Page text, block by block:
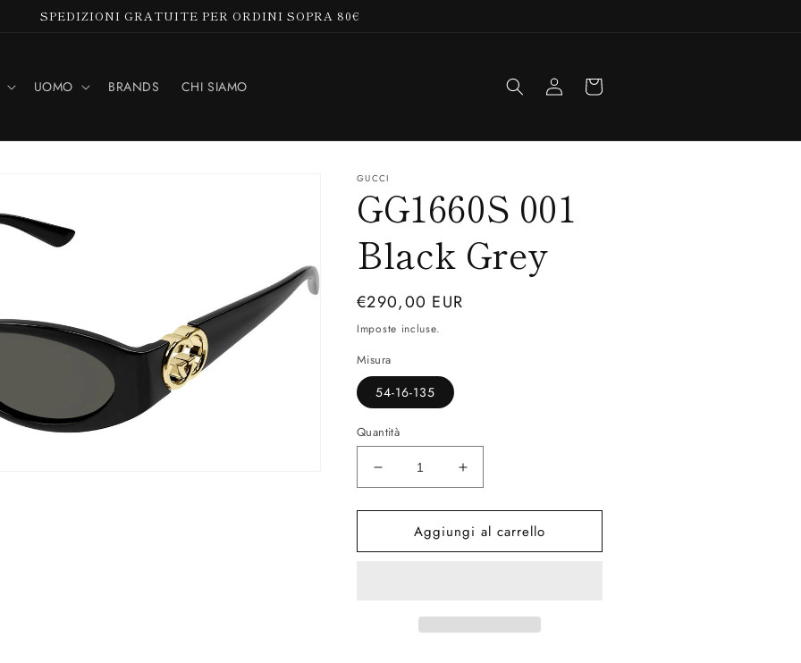
SPEDIZIONI GRATUITE PER ORDINI SOPRA 80€
UOMO BRANDS CHI SIAMO Accedi Carrello
GUCCI
GG1660S 001
Black Grey
Prezzo
di
listino
€290,00 EUR
Imposte incluse.
Misura
54-16-135
Quantità
Diminuisci
quantità
per
GG1660S
001
Aumenta
quantità
per
GG1660S
001
Aggiungi al carrello